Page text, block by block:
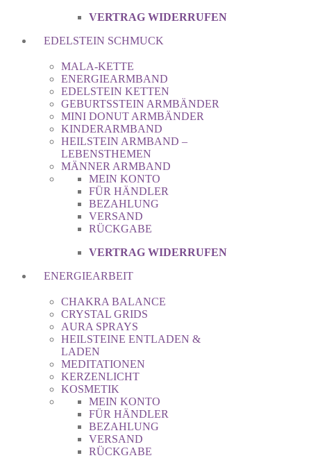
VERTRAG WIDERRUFEN
EDELSTEIN SCHMUCK
MALA-KETTE
ENERGIEARMBAND
EDELSTEIN KETTEN
GEBURTSSTEIN ARMBÄNDER
MINI DONUT ARMBÄNDER
KINDERARMBAND
HEILSTEIN ARMBAND –
LEBENSTHEMEN
MÄNNER ARMBAND
MEIN KONTO
FÜR HÄNDLER
BEZAHLUNG
VERSAND
RÜCKGABE
VERTRAG WIDERRUFEN
ENERGIEARBEIT
CHAKRA BALANCE
CRYSTAL GRIDS
AURA SPRAYS
HEILSTEINE ENTLADEN &
LADEN
MEDITATIONEN
KERZENLICHT
KOSMETIK
MEIN KONTO
FÜR HÄNDLER
BEZAHLUNG
VERSAND
RÜCKGABE